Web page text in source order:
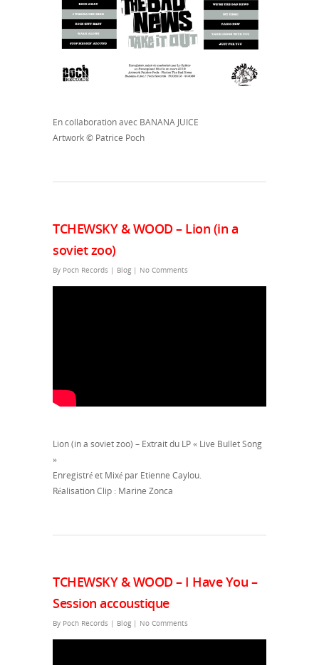
En collaboration avec BANANA JUICE
Artwork © Patrice Poch
TCHEWSKY & WOOD – Lion (in a
soviet zoo)
By Poch Records | Blog | No Comments
Lion (in a soviet zoo) – Extrait du LP « Live Bullet Song
»
Enregistré et Mixé par Etienne Caylou.
Réalisation Clip : Marine Zonca
TCHEWSKY & WOOD – I Have You –
Session accoustique
By Poch Records | Blog | No Comments